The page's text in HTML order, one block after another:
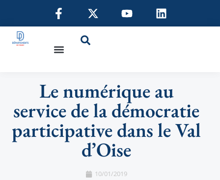
Le numérique au
service de la démocratie
participative dans le Val
d’Oise
10/01/2019